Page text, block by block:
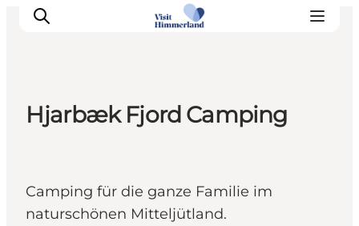
Städte und Orte
Das passiert
Hjarbæk Fjord Camping
Camping für die ganze Familie im
naturschönen Mitteljütland.